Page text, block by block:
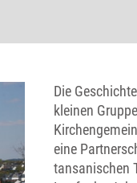
Die
kleinen
eine
tansanischen